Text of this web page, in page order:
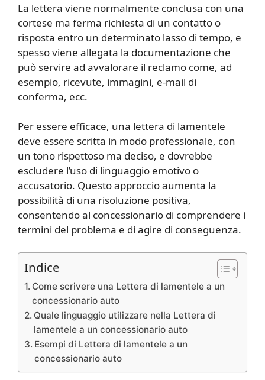
La lettera viene normalmente conclusa con una
cortese ma ferma richiesta di un contatto o
risposta entro un determinato lasso di tempo, e
spesso viene allegata la documentazione che
può servire ad avvalorare il reclamo come, ad
esempio, ricevute, immagini, e-mail di
conferma, ecc.
Per essere efficace, una lettera di lamentele
deve essere scritta in modo professionale, con
un tono rispettoso ma deciso, e dovrebbe
escludere l’uso di linguaggio emotivo o
accusatorio. Questo approccio aumenta la
possibilità di una risoluzione positiva,
consentendo al concessionario di comprendere i
termini del problema e di agire di conseguenza.
Indice
Come scrivere una Lettera di lamentele a un
concessionario auto
Quale linguaggio utilizzare nella Lettera di
lamentele a un concessionario auto
Esempi di Lettera di lamentele a un
concessionario auto